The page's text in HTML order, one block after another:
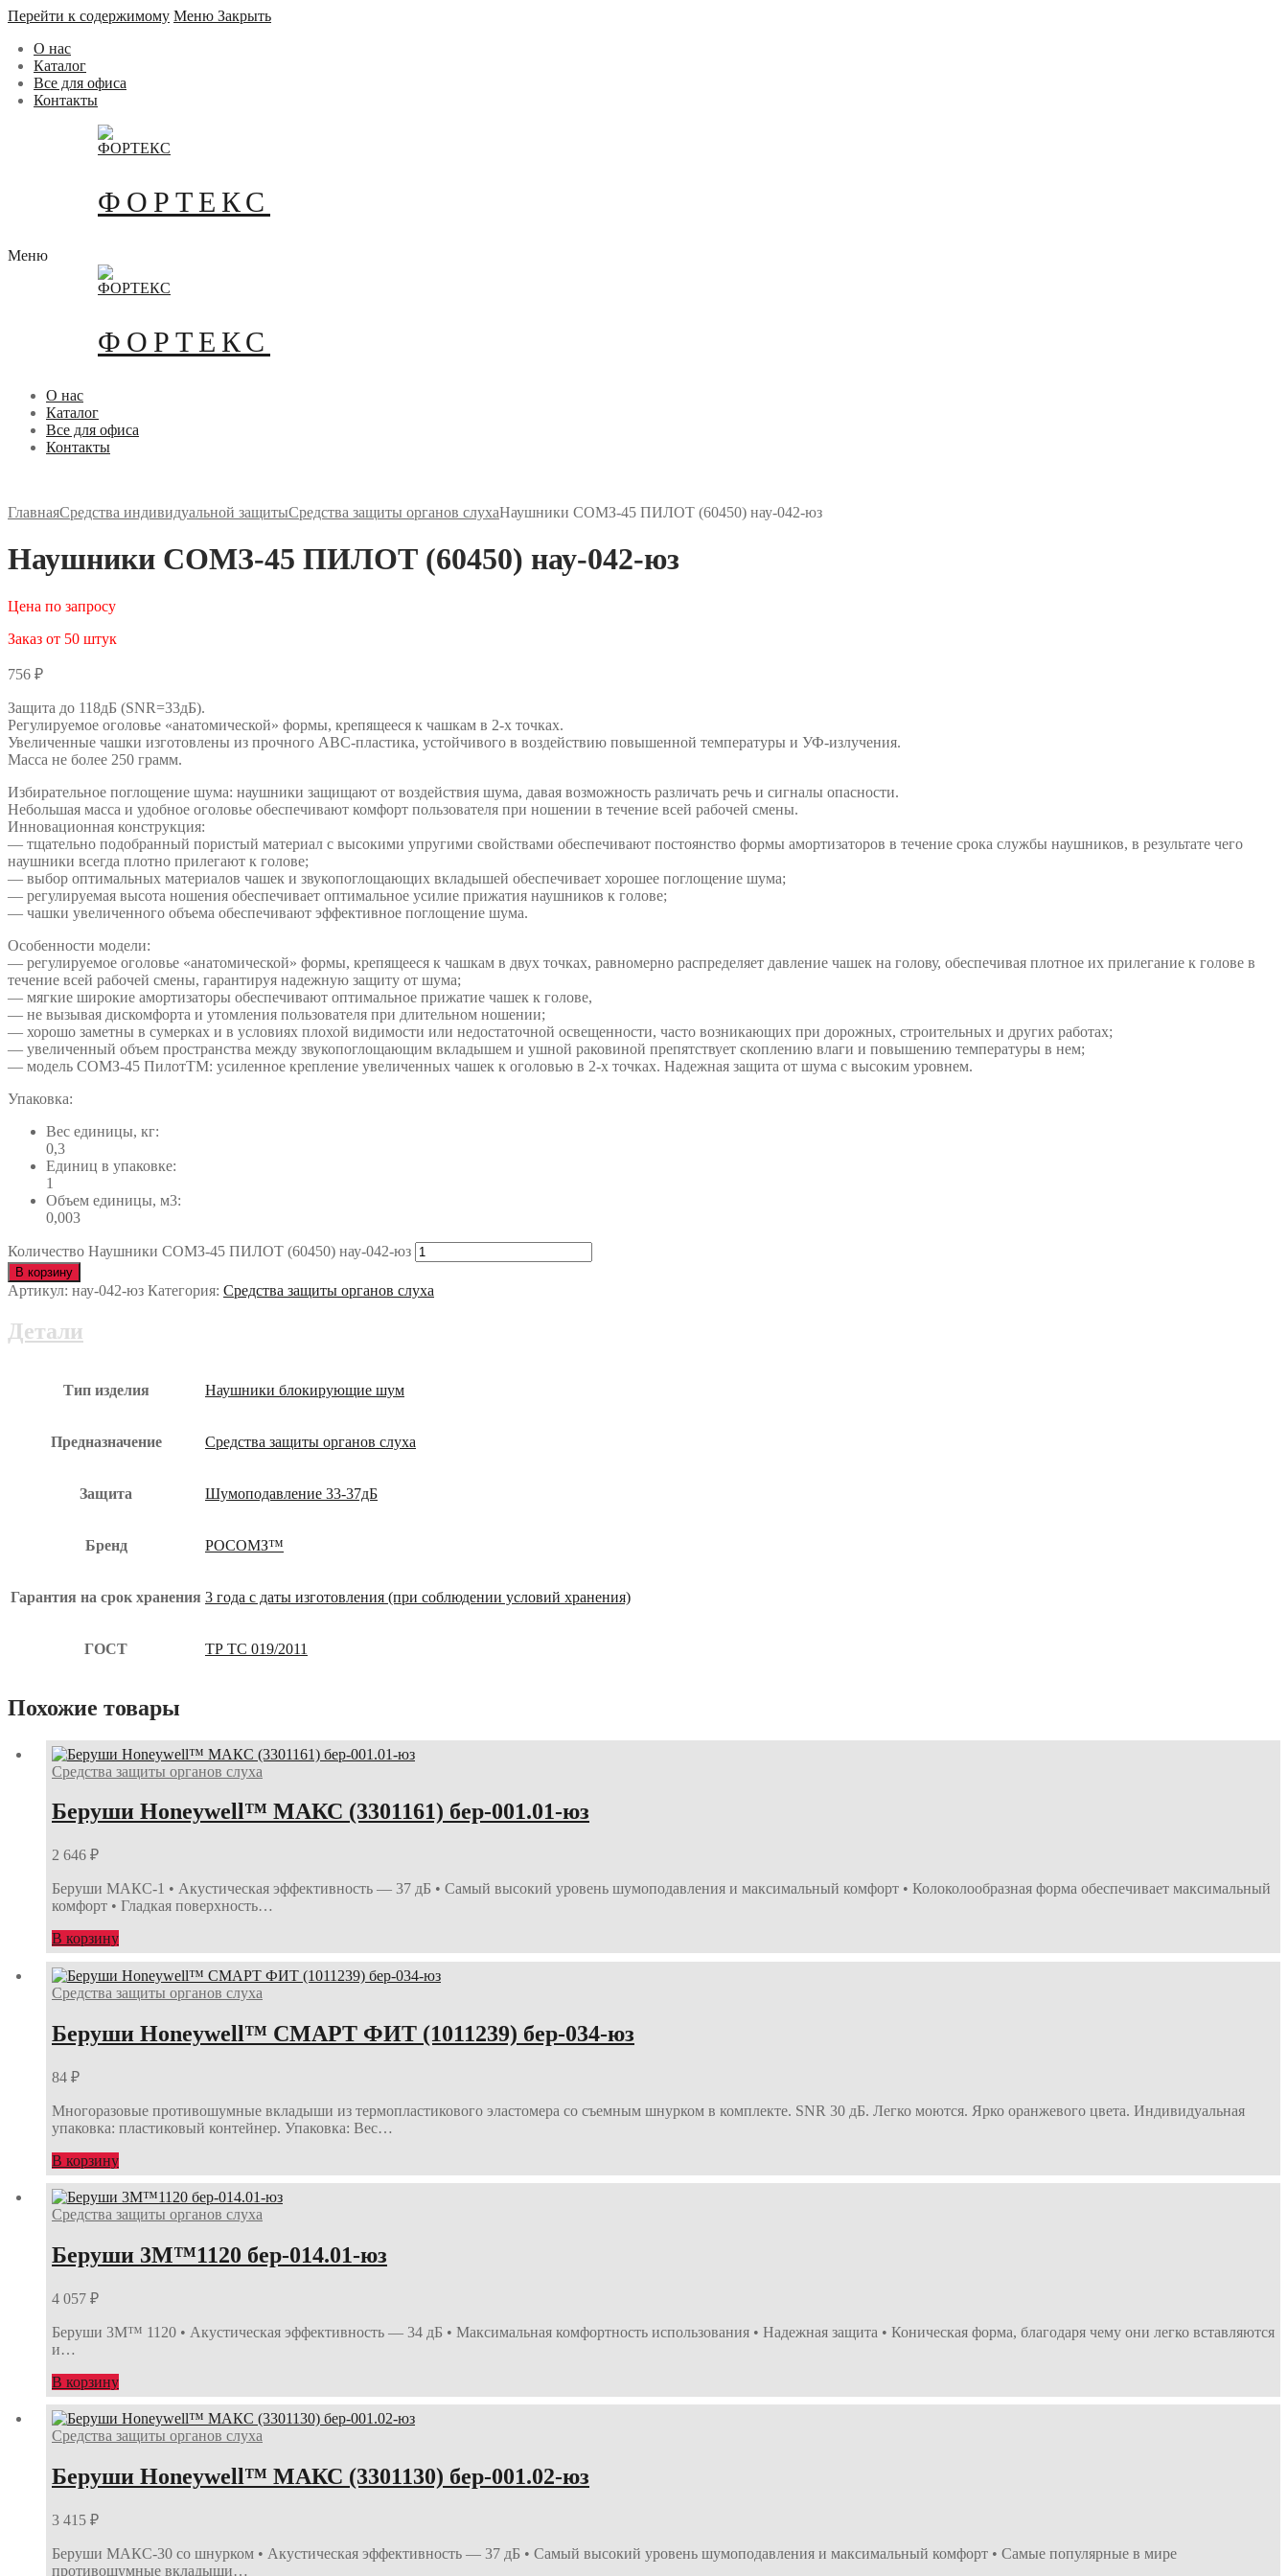
Перейти к содержимому Меню Закрыть
О нас
Каталог
Все для офиса
Контакты
ФОРТЕКС
Меню
ФОРТЕКС
О нас
Каталог
Все для офиса
Контакты
ГлавнаяСредства индивидуальной защитыСредства защиты органов слухаНаушники СОМЗ-45 ПИЛОТ (60450) нау-042-юз
Наушники СОМЗ-45 ПИЛОТ (60450) нау-042-юз
Цена по запросу
Заказ от 50 штук
756 ₽
Защита до 118дБ (SNR=33дБ).
Регулируемое оголовье «анатомической» формы, крепящееся к чашкам в 2-х точках.
Увеличенные чашки изготовлены из прочного АВС-пластика, устойчивого в воздействию повышенной температуры и УФ-излучения.
Масса не более 250 грамм.
Избирательное поглощение шума: наушники защищают от воздействия шума, давая возможность различать речь и сигналы опасности.
Небольшая масса и удобное оголовье обеспечивают комфорт пользователя при ношении в течение всей рабочей смены.
Инновационная конструкция:
— тщательно подобранный пористый материал с высокими упругими свойствами обеспечивают постоянство формы амортизаторов в течение срока службы наушников, в результате чего
наушники всегда плотно прилегают к голове;
— выбор оптимальных материалов чашек и звукопоглощающих вкладышей обеспечивает хорошее поглощение шума;
— регулируемая высота ношения обеспечивает оптимальное усилие прижатия наушников к голове;
— чашки увеличенного объема обеспечивают эффективное поглощение шума.
Особенности модели:
— регулируемое оголовье «анатомической» формы, крепящееся к чашкам в двух точках, равномерно распределяет давление чашек на голову, обеспечивая плотное их прилегание к голове в
течение всей рабочей смены, гарантируя надежную защиту от шума;
— мягкие широкие амортизаторы обеспечивают оптимальное прижатие чашек к голове,
— не вызывая дискомфорта и утомления пользователя при длительном ношении;
— хорошо заметны в сумерках и в условиях плохой видимости или недостаточной освещенности, часто возникающих при дорожных, строительных и других работах;
— увеличенный объем пространства между звукопоглощающим вкладышем и ушной раковиной препятствует скоплению влаги и повышению температуры в нем;
— модель СОМЗ-45 ПилотTM: усиленное крепление увеличенных чашек к оголовью в 2-х точках. Надежная защита от шума с высоким уровнем.
Упаковка:
Вес единицы, кг:
0,3
Единиц в упаковке:
1
Объем единицы, м3:
0,003
Количество Наушники СОМЗ-45 ПИЛОТ (60450) нау-042-юз
В корзину
Артикул: нау-042-юз Категория: Средства защиты органов слуха
Детали
Тип изделия Наушники блокирующие шум
Предназначение Средства защиты органов слуха
Защита Шумоподавление 33-37дБ
Бренд РОСОМЗ™
Гарантия на срок хранения 3 года с даты изготовления (при соблюдении условий хранения)
ГОСТ ТР ТС 019/2011
Похожие товары
Средства защиты органов слуха
Беруши Honeywell™ МАКС (3301161) бер-001.01-юз
2 646 ₽
Беруши МАКС-1 • Акустическая эффективность — 37 дБ • Самый высокий уровень шумоподавления и максимальный комфорт • Колоколообразная форма обеспечивает максимальный
комфорт • Гладкая поверхность…
В корзину
Средства защиты органов слуха
Беруши Honeywell™ СМАРТ ФИТ (1011239) бер-034-юз
84 ₽
Многоразовые противошумные вкладыши из термопластикового эластомера со съемным шнурком в комплекте. SNR 30 дБ. Легко моются. Ярко оранжевого цвета. Индивидуальная
упаковка: пластиковый контейнер. Упаковка: Вес…
В корзину
Средства защиты органов слуха
Беруши 3М™1120 бер-014.01-юз
4 057 ₽
Беруши 3М™ 1120 • Акустическая эффективность — 34 дБ • Максимальная комфортность использования • Надежная защита • Коническая форма, благодаря чему они легко вставляются
и…
В корзину
Средства защиты органов слуха
Беруши Honeywell™ МАКС (3301130) бер-001.02-юз
3 415 ₽
Беруши МАКС-30 со шнурком • Акустическая эффективность — 37 дБ • Самый высокий уровень шумоподавления и максимальный комфорт • Самые популярные в мире
противошумные вкладыши…